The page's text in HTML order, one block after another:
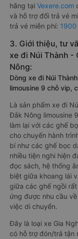
hãng tại Vexere.com
và hỗ trợ đổi trả vé
trả vé miễn phí:
3. Giới thiệu, tư
xe đi Núi Thành -
Nông:
Dòng xe đi Núi
limousine 9 chỗ vip,
Là sản phẩm xe đi
Đắk Nông limousine
làm lại với các ghế
cho chuyến hành
bí như các ghế bọc
nhiều tiện nghi hiện
đọc sách, hệ thống
biệt giữa khoang lái
giữa các ghế ngồi
ứng được nhu cầu
việc di chuyển.
Đây là loại xe Gia
có hỗ trợ đón/trả tận